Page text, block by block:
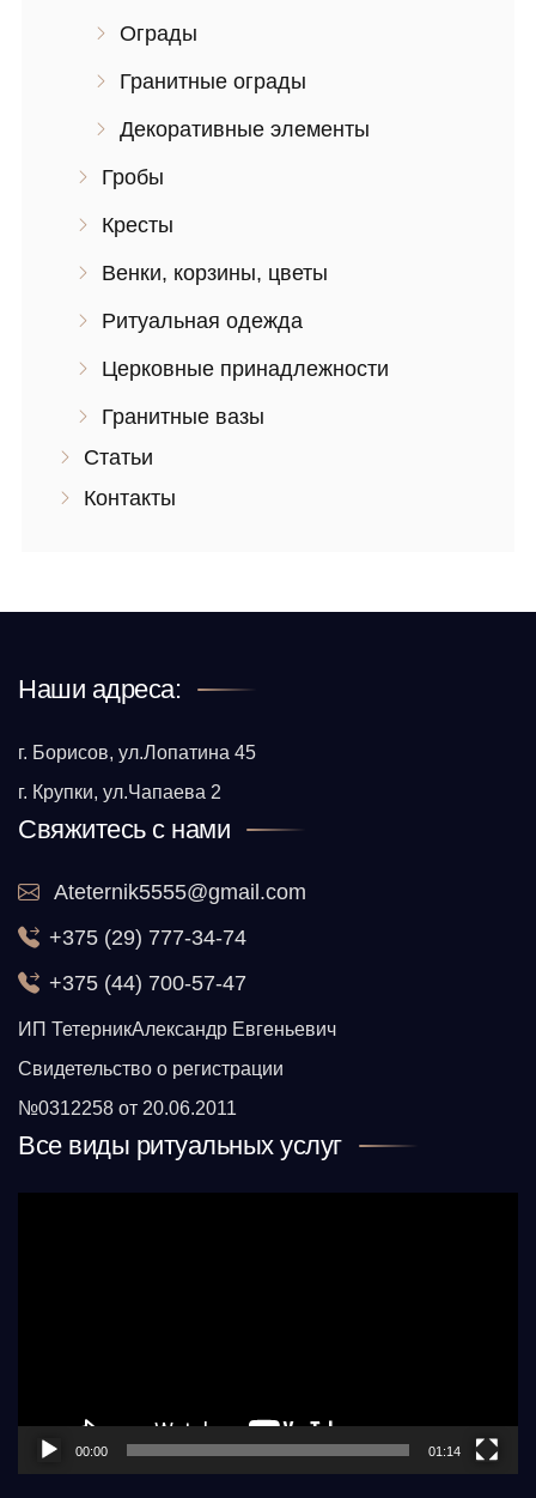
Ограды
Гранитные ограды
Декоративные элементы
Гробы
Кресты
Венки, корзины, цветы
Ритуальная одежда
Церковные принадлежности
Гранитные вазы
Статьи
Контакты
Наши адреса:
г. Борисов, ул.Лопатина 45
г. Крупки, ул.Чапаева 2
Свяжитесь с нами
Ateternik5555@gmail.com
+375 (29) 777-34-74
+375 (44) 700-57-47
ИП ТетерникАлександр Евгеньевич
Свидетельство о регистрации
№0312258 от 20.06.2011
Все виды ритуальных услуг
00:00 01:14